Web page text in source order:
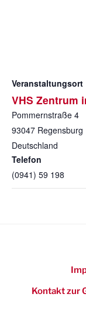
Veranstaltungsort
VHS Zentrum
Pommernstraße 4
93047 Regensburg
Deutschland
Telefon
(0941) 59 198
Kontakt zur